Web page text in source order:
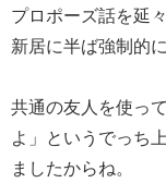
プロポーズ話を延
新居に半ば強制的
共通の友人を使っ
よ」というでっち
ましたからね。